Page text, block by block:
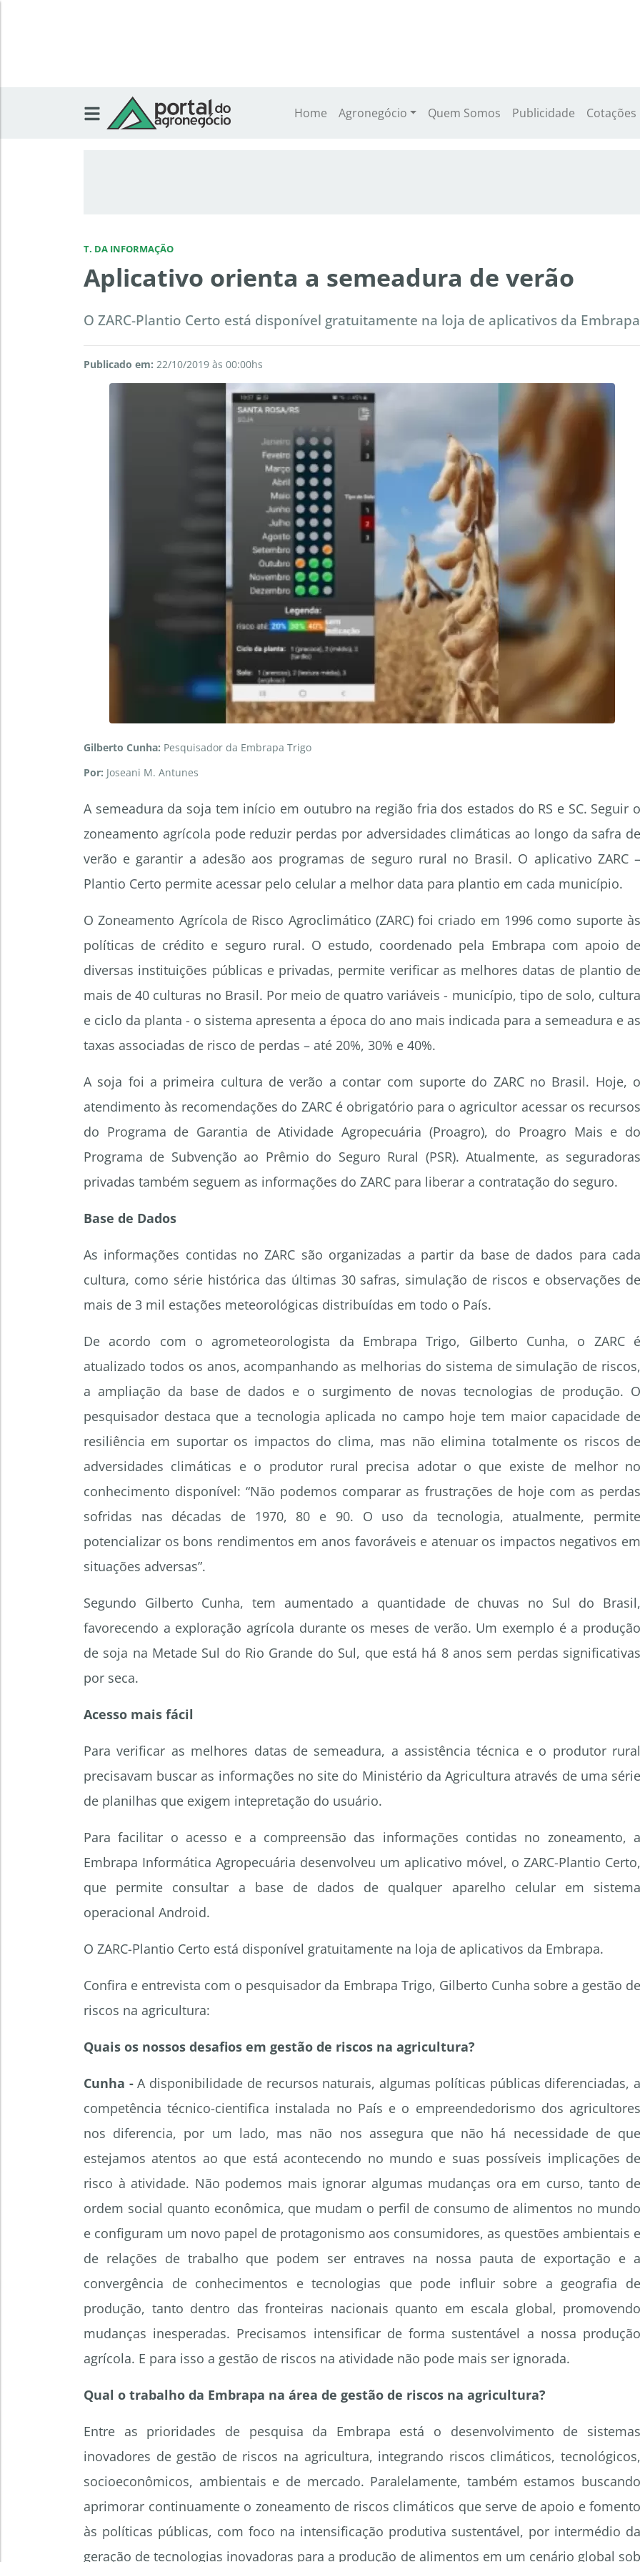
Home Agronegócio Quem Somos Publicidade Cotações
T. DA INFORMAÇÃO
Aplicativo orienta a semeadura de verão
O ZARC-Plantio Certo está disponível gratuitamente na loja de aplicativos da Embrapa
Publicado em: 22/10/2019 às 00:00hs
Gilberto Cunha: Pesquisador da Embrapa Trigo
Por: Joseani M. Antunes
A semeadura da soja tem início em outubro na região fria dos estados do RS e SC. Seguir o
zoneamento agrícola pode reduzir perdas por adversidades climáticas ao longo da safra de
verão e garantir a adesão aos programas de seguro rural no Brasil. O aplicativo ZARC –
Plantio Certo permite acessar pelo celular a melhor data para plantio em cada município.
O Zoneamento Agrícola de Risco Agroclimático (ZARC) foi criado em 1996 como suporte às
políticas de crédito e seguro rural. O estudo, coordenado pela Embrapa com apoio de
diversas instituições públicas e privadas, permite verificar as melhores datas de plantio de
mais de 40 culturas no Brasil. Por meio de quatro variáveis - município, tipo de solo, cultura
e ciclo da planta - o sistema apresenta a época do ano mais indicada para a semeadura e as
taxas associadas de risco de perdas – até 20%, 30% e 40%.
A soja foi a primeira cultura de verão a contar com suporte do ZARC no Brasil. Hoje, o
atendimento às recomendações do ZARC é obrigatório para o agricultor acessar os recursos
do Programa de Garantia de Atividade Agropecuária (Proagro), do Proagro Mais e do
Programa de Subvenção ao Prêmio do Seguro Rural (PSR). Atualmente, as seguradoras
privadas também seguem as informações do ZARC para liberar a contratação do seguro.
Base de Dados
As informações contidas no ZARC são organizadas a partir da base de dados para cada
cultura, como série histórica das últimas 30 safras, simulação de riscos e observações de
mais de 3 mil estações meteorológicas distribuídas em todo o País.
De acordo com o agrometeorologista da Embrapa Trigo, Gilberto Cunha, o ZARC é
atualizado todos os anos, acompanhando as melhorias do sistema de simulação de riscos,
a ampliação da base de dados e o surgimento de novas tecnologias de produção. O
pesquisador destaca que a tecnologia aplicada no campo hoje tem maior capacidade de
resiliência em suportar os impactos do clima, mas não elimina totalmente os riscos de
adversidades climáticas e o produtor rural precisa adotar o que existe de melhor no
conhecimento disponível: “Não podemos comparar as frustrações de hoje com as perdas
sofridas nas décadas de 1970, 80 e 90. O uso da tecnologia, atualmente, permite
potencializar os bons rendimentos em anos favoráveis e atenuar os impactos negativos em
situações adversas”.
Segundo Gilberto Cunha, tem aumentado a quantidade de chuvas no Sul do Brasil,
favorecendo a exploração agrícola durante os meses de verão. Um exemplo é a produção
de soja na Metade Sul do Rio Grande do Sul, que está há 8 anos sem perdas significativas
por seca.
Acesso mais fácil
Para verificar as melhores datas de semeadura, a assistência técnica e o produtor rural
precisavam buscar as informações no site do Ministério da Agricultura através de uma série
de planilhas que exigem intepretação do usuário.
Para facilitar o acesso e a compreensão das informações contidas no zoneamento, a
Embrapa Informática Agropecuária desenvolveu um aplicativo móvel, o ZARC-Plantio Certo,
que permite consultar a base de dados de qualquer aparelho celular em sistema
operacional Android.
O ZARC-Plantio Certo está disponível gratuitamente na loja de aplicativos da Embrapa.
Confira e entrevista com o pesquisador da Embrapa Trigo, Gilberto Cunha sobre a gestão de
riscos na agricultura:
Quais os nossos desafios em gestão de riscos na agricultura?
Cunha -A disponibilidade de recursos naturais, algumas políticas públicas diferenciadas, a
competência técnico-cientifica instalada no País e o empreendedorismo dos agricultores
nos diferencia, por um lado, mas não nos assegura que não há necessidade de que
estejamos atentos ao que está acontecendo no mundo e suas possíveis implicações de
risco à atividade. Não podemos mais ignorar algumas mudanças ora em curso, tanto de
ordem social quanto econômica, que mudam o perfil de consumo de alimentos no mundo
e configuram um novo papel de protagonismo aos consumidores, as questões ambientais e
de relações de trabalho que podem ser entraves na nossa pauta de exportação e a
convergência de conhecimentos e tecnologias que pode influir sobre a geografia de
produção, tanto dentro das fronteiras nacionais quanto em escala global, promovendo
mudanças inesperadas. Precisamos intensificar de forma sustentável a nossa produção
agrícola. E para isso a gestão de riscos na atividade não pode mais ser ignorada.
Qual o trabalho da Embrapa na área de gestão de riscos na agricultura?
Entre as prioridades de pesquisa da Embrapa está o desenvolvimento de sistemas
inovadores de gestão de riscos na agricultura, integrando riscos climáticos, tecnológicos,
socioeconômicos, ambientais e de mercado. Paralelamente, também estamos buscando
aprimorar continuamente o zoneamento de riscos climáticos que serve de apoio e fomento
às políticas públicas, com foco na intensificação produtiva sustentável, por intermédio da
geração de tecnologias inovadoras para a produção de alimentos em um cenário global sob